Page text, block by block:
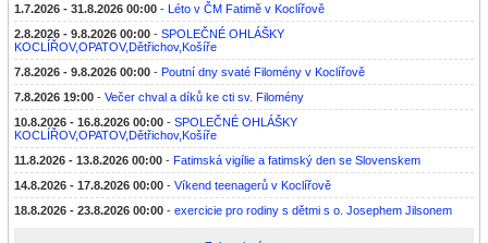
1.7.2026 - 31.8.2026 00:00 - Léto v ČM Fatimě v Koclířově
2.8.2026 - 9.8.2026 00:00 - SPOLEČNÉ OHLÁŠKY
KOCLÍŘOV,OPATOV,Dětřichov,Košíře
7.8.2026 - 9.8.2026 00:00 - Poutní dny svaté Filomény v Koclířově
7.8.2026 19:00 - Večer chval a díků ke cti sv. Filomény
10.8.2026 - 16.8.2026 00:00 - SPOLEČNÉ OHLÁŠKY
KOCLÍŘOV,OPATOV,Dětřichov,Košíře
11.8.2026 - 13.8.2026 00:00 - Fatimská vigílie a fatimský den se Slovenskem
14.8.2026 - 17.8.2026 00:00 - Víkend teenagerů v Koclířově
18.8.2026 - 23.8.2026 00:00 - exercicie pro rodiny s dětmi s o. Josephem Jilsonem